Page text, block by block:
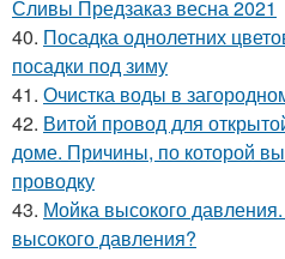
Сливы Предзаказ весна 2021
40. Посадка однолетних
посадки под зиму
41. Очистка воды в
42. Витой провод для
доме. Причины, по которой
проводку
43. Мойка высокого
высокого давления?